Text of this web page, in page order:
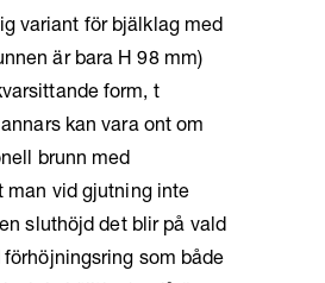
variant för bjälklag med
är bara H 98 mm)
form, t
kan vara ont om
brunn med
man vid gjutning inte
sluthöjd det blir på vald
som både